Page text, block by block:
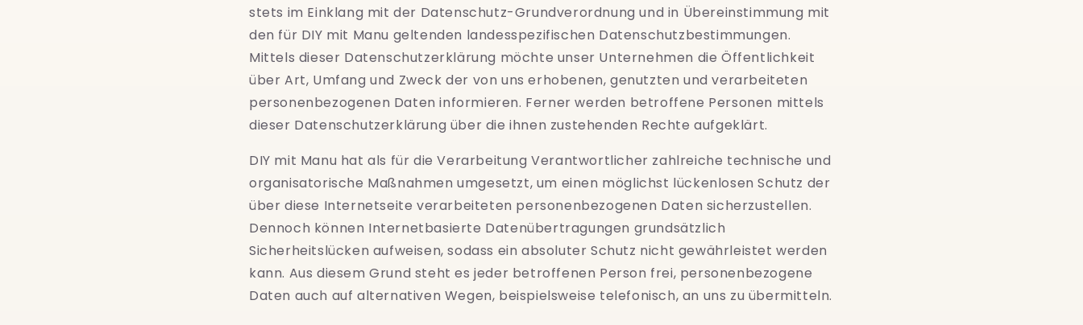
stets im Einklang mit der Datenschutz-Grundverordnung und in Übereinstimmung mit
den für DIY mit Manu geltenden landesspezifischen Datenschutzbestimmungen.
Mittels dieser Datenschutzerklärung möchte unser Unternehmen die Öffentlichkeit
über Art, Umfang und Zweck der von uns erhobenen, genutzten und verarbeiteten
personenbezogenen Daten informieren. Ferner werden betroffene Personen mittels
dieser Datenschutzerklärung über die ihnen zustehenden Rechte aufgeklärt.
DIY mit Manu hat als für die Verarbeitung Verantwortlicher zahlreiche technische und
organisatorische Maßnahmen umgesetzt, um einen möglichst lückenlosen Schutz der
über diese Internetseite verarbeiteten personenbezogenen Daten sicherzustellen.
Dennoch können Internetbasierte Datenübertragungen grundsätzlich
Sicherheitslücken aufweisen, sodass ein absoluter Schutz nicht gewährleistet werden
kann. Aus diesem Grund steht es jeder betroffenen Person frei, personenbezogene
Daten auch auf alternativen Wegen, beispielsweise telefonisch, an uns zu übermitteln.